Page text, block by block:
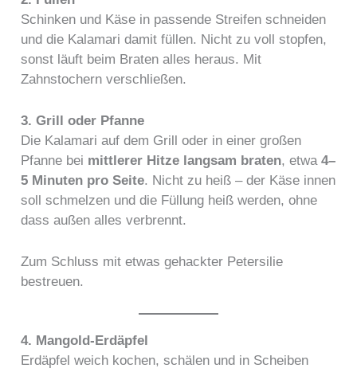
Schinken und Käse in passende Streifen schneiden
und die Kalamari damit füllen. Nicht zu voll stopfen,
sonst läuft beim Braten alles heraus. Mit
Zahnstochern verschließen.
3. Grill oder Pfanne
Die Kalamari auf dem Grill oder in einer großen
Pfanne bei mittlerer Hitze langsam braten, etwa4–
5 Minuten pro Seite. Nicht zu heiß – der Käse innen
soll schmelzen und die Füllung heiß werden, ohne
dass außen alles verbrennt.
Zum Schluss mit etwas gehackter Petersilie
bestreuen.
4. Mangold-Erdäpfel
Erdäpfel weich kochen, schälen und in Scheiben